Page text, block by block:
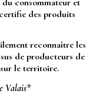
consommateur et
des produits
reconnaître les
de producteurs de
le territoire.
Valais*